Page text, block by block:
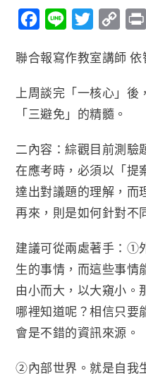
c
b
o
o
k
n
i
t
e
r
p
n
k
聯合報寫作教室講師
上周談完「一核心」後
「三避免」的精髓。
二內容：綜觀目前測驗
在應考時，必須以「提
達出對議題的理解，而
再來，則是如何針對不
建議可從兩處著手：①
生的事情，而這些事情
由小而大，以大窺小。
哪裡知道呢？相信只要
會是不錯的資訊來源。
②內部世界。就是自我